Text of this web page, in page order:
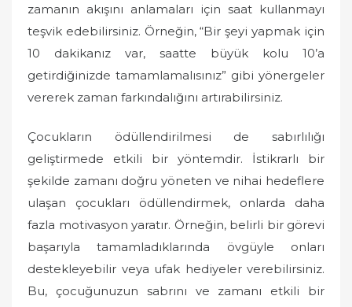
zamanın akışını anlamaları için saat kullanmayı
teşvik edebilirsiniz. Örneğin, “Bir şeyi yapmak için
10 dakikanız var, saatte büyük kolu 10’a
getirdiğinizde tamamlamalısınız” gibi yönergeler
vererek zaman farkındalığını artırabilirsiniz.
Çocukların ödüllendirilmesi de sabırlılığı
geliştirmede etkili bir yöntemdir. İstikrarlı bir
şekilde zamanı doğru yöneten ve nihai hedeflere
ulaşan çocukları ödüllendirmek, onlarda daha
fazla motivasyon yaratır. Örneğin, belirli bir görevi
başarıyla tamamladıklarında övgüyle onları
destekleyebilir veya ufak hediyeler verebilirsiniz.
Bu, çocuğunuzun sabrını ve zamanı etkili bir